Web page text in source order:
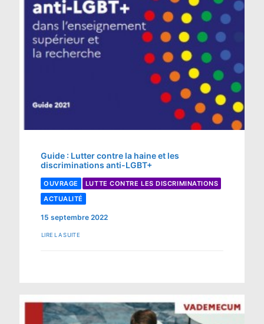
Guide : Lutter contre la haine et les
discriminations anti-LGBT+
OUVRAGE
LUTTE CONTRE LES DISCRIMINATIONS
ACTUALITÉ
15 septembre 2022
LIRE LA SUITE